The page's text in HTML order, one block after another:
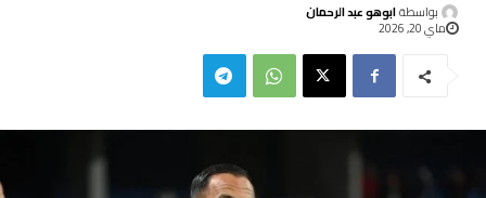
بواسطةابوهو عبد الرحمان
ماي 20, 2026